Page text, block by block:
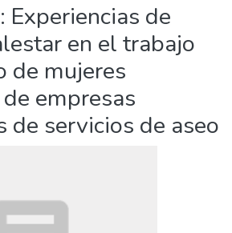
Experiencias de
en el trabajo
de mujeres
empresas
de servicios de aseo